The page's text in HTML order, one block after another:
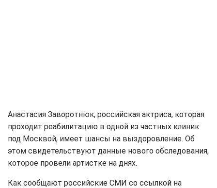
Анастасия Заворотнюк, российская актриса, которая
проходит реабилитацию в одной из частных клиник
под Москвой, имеет шансы на выздоровление. Об
этом свидетельствуют данные нового обследования,
которое провели артистке на днях.
Как сообщают российские СМИ со ссылкой на